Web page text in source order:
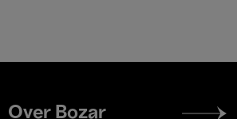
Footer
Over Bozar